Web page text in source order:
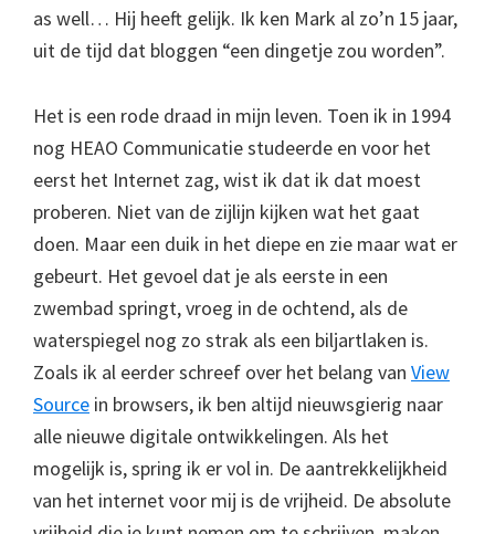
as well… Hij heeft gelijk. Ik ken Mark al zo’n 15 jaar,
uit de tijd dat bloggen “een dingetje zou worden”.
Het is een rode draad in mijn leven. Toen ik in 1994
nog HEAO Communicatie studeerde en voor het
eerst het Internet zag, wist ik dat ik dat moest
proberen. Niet van de zijlijn kijken wat het gaat
doen. Maar een duik in het diepe en zie maar wat er
gebeurt. Het gevoel dat je als eerste in een
zwembad springt, vroeg in de ochtend, als de
waterspiegel nog zo strak als een biljartlaken is.
Zoals ik al eerder schreef over het belang van View
Source in browsers, ik ben altijd nieuwsgierig naar
alle nieuwe digitale ontwikkelingen. Als het
mogelijk is, spring ik er vol in. De aantrekkelijkheid
van het internet voor mij is de vrijheid. De absolute